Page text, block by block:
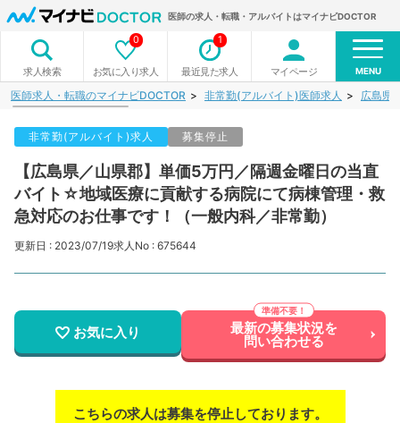
医師の求人・転職・アルバイトはマイナビDOCTOR
求人検索 お気に入り求人
0
最近見た求人
1
マイページ MENU
医師求人・転職のマイナビDOCTOR 非常勤(アルバイト)医師求人 広島県
非常勤(アルバイト)求人 募集停止
【広島県／山県郡】単価5万円／隔週金曜日の当直
バイト☆地域医療に貢献する病院にて病棟管理・救
急対応のお仕事です！（一般内科／非常勤）
更新日 : 2023/07/19求人No : 675644
お気に入り 最新の募集状況を
問い合わせる
こちらの求人は募集を停止しております。